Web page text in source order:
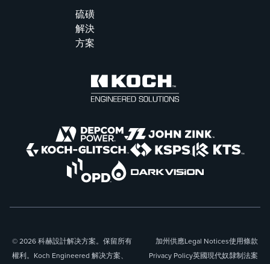
硫磺
解決
方案
© 2026 科赫設計解决方案。保留所有
權利。Koch Engineered 解决方案、
加州供應Legal Notices使用條款
Privacy Policy英國現代奴隸制法案